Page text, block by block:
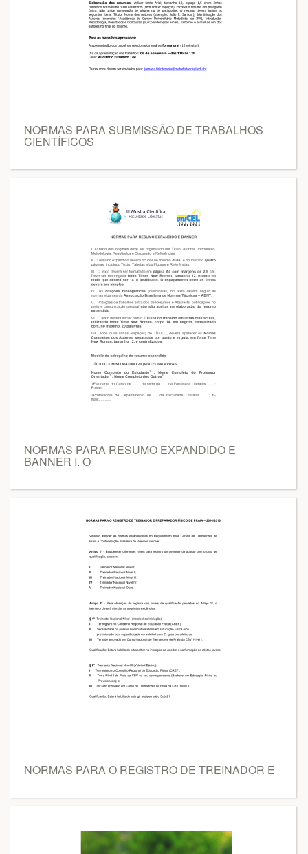
NORMAS PARA SUBMISSÃO DE TRABALHOS
CIENTÍFICOS
NORMAS PARA RESUMO EXPANDIDO E
BANNER I. O
NORMAS PARA O REGISTRO DE TREINADOR E